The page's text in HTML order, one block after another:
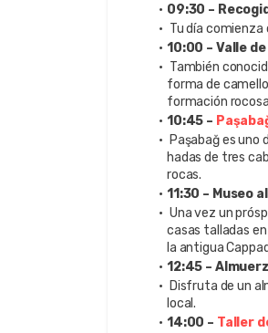
09:30 –
Tu día
10:00 – Valle
También
forma de
formación
10:45 –
Paşabağ es uno
hadas de tres
rocas.
11:30 – Museo
Una vez un
casas talladas
la antigua
12:45 –
Disfruta de un
local.
14:00 – Taller